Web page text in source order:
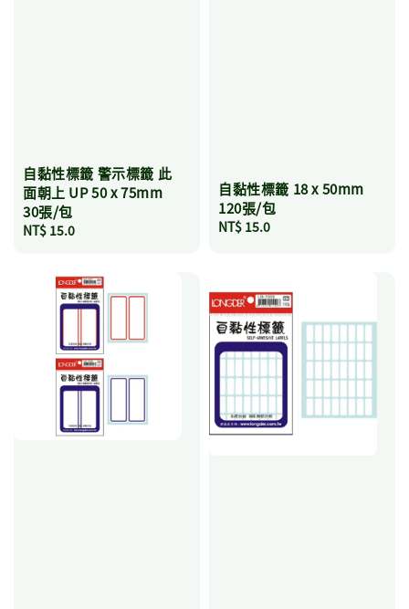
自黏性標籤 警示標籤 此
面朝上 UP 50 x 75mm
30張/包
Regular
NT$ 15.0
自黏性標籤 18 x 50mm
120張/包
Regular
NT$ 15.0